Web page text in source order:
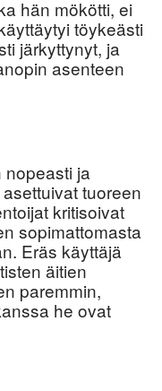
hän mökötti, ei
töykeästi
järkyttynyt, ja
asenteen
nopeasti ja
tuoreen
kritisoivat
sopimattomasta
Eräs käyttäjä
äitien
paremmin,
he ovat